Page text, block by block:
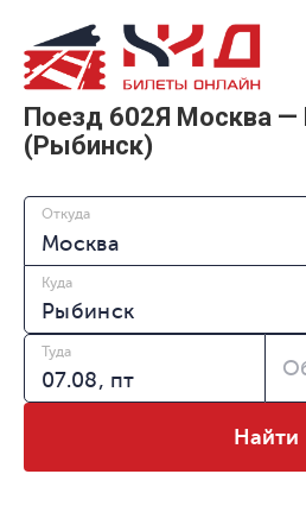
Поезд 602Я Москва —
(Рыбинск)
Откуда
Куда
Туда
Найти